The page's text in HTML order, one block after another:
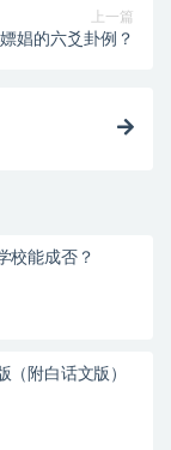
上一篇
娼的六爻卦例？
校能成否？
（附白话文版）